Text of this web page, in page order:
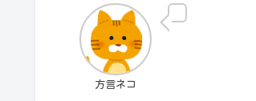
方言ネコ